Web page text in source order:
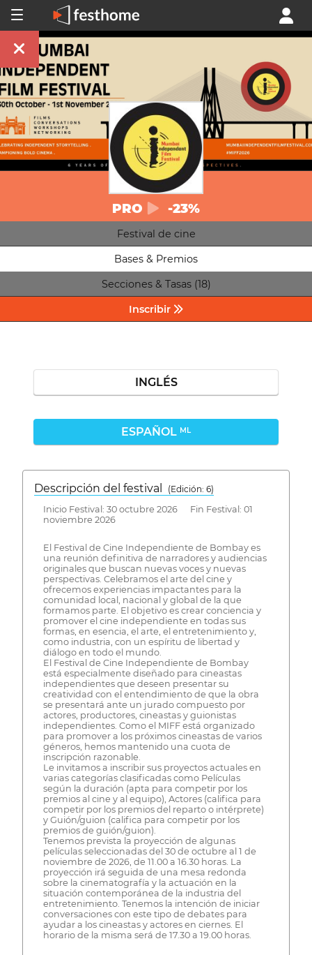
PRO -23%
Festival de cine
Bases & Premios
Secciones & Tasas (18)
Inscribir
INGLÉS
ESPAÑOL ML
Descripción del festival
( Edición: 6)
Inicio Festival: 30 octubre 2026 Fin Festival: 01
noviembre 2026
El Festival de Cine Independiente de Bombay es
una reunión definitiva de narradores y audiencias
originales que buscan nuevas voces y nuevas
perspectivas. Celebramos el arte del cine y
ofrecemos experiencias impactantes para la
comunidad local, nacional y global de la que
formamos parte. El objetivo es crear conciencia y
promover el cine independiente en todas sus
formas, en esencia, el arte, el entretenimiento y,
como industria, con un espíritu de libertad y
diálogo en todo el mundo.
El Festival de Cine Independiente de Bombay
está especialmente diseñado para cineastas
independientes que deseen presentar su
creatividad con el entendimiento de que la obra
se presentará ante un jurado compuesto por
actores, productores, cineastas y guionistas
independientes. Como el MIFF está organizado
para promover a los próximos cineastas de varios
géneros, hemos mantenido una cuota de
inscripción razonable.
Le invitamos a inscribir sus proyectos actuales en
varias categorías clasificadas como Películas
según la duración (apta para competir por los
premios al cine y al equipo), Actores (califica para
competir por los premios del reparto o intérprete)
y Guión/guion (califica para competir por los
premios de guión/guion).
Tenemos prevista la proyección de algunas
películas seleccionadas del 30 de octubre al 1 de
noviembre de 2026, de 11.00 a 16.30 horas. La
proyección irá seguida de una mesa redonda
sobre la cinematografía y la actuación en la
situación contemporánea de la industria del
entretenimiento. Tenemos la intención de iniciar
conversaciones con este tipo de debates para
ayudar a los cineastas y actores en ciernes. El
horario de la misma será de 17.30 a 19.00 horas.